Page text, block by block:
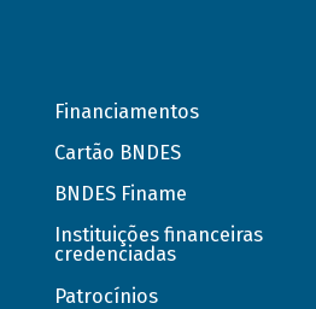
Financiamentos
Cartão BNDES
BNDES Finame
Instituições financeiras
credenciadas
Patrocínios